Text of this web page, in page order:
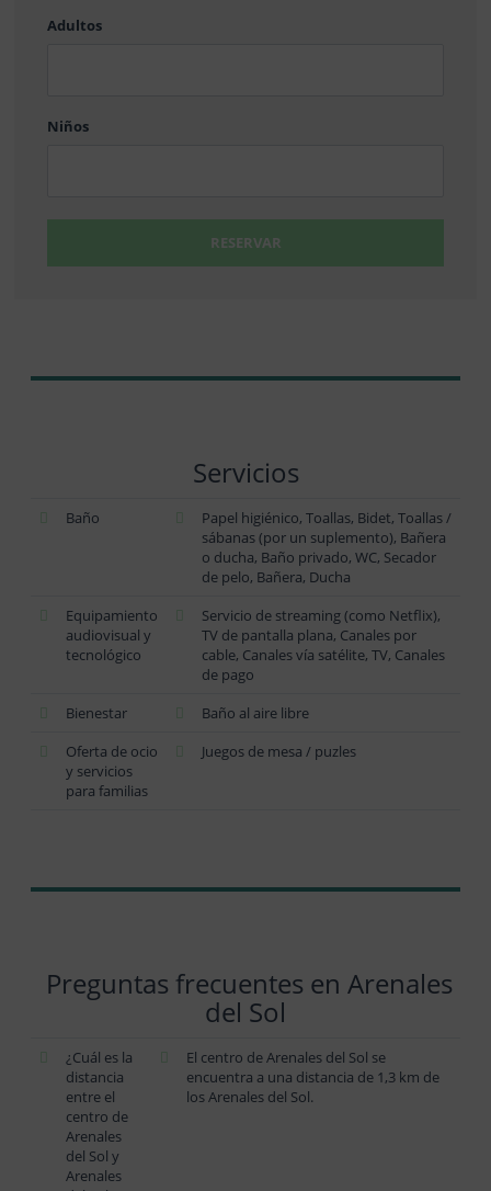
MM
Adultos
Niños
RESERVAR
Servicios
Baño
Papel higiénico, Toallas, Bidet, Toallas /
sábanas (por un suplemento), Bañera
o ducha, Baño privado, WC, Secador
de pelo, Bañera, Ducha
Equipamiento
audiovisual y
tecnológico
Servicio de streaming (como Netflix),
TV de pantalla plana, Canales por
cable, Canales vía satélite, TV, Canales
de pago
Bienestar
Baño al aire libre
Oferta de ocio
y servicios
para familias
Juegos de mesa / puzles
Preguntas frecuentes en Arenales
del Sol
¿Cuál es la
distancia
entre el
centro de
Arenales
del Sol y
Arenales
El centro de Arenales del Sol se
encuentra a una distancia de 1,3 km de
los Arenales del Sol.